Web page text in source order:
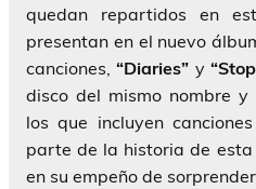
quedan repartidos en
presentan en el nuevo
canciones,“Diaries” y
disco del mismo nombre
los que incluyen
parte de la historia de
en su empeño de